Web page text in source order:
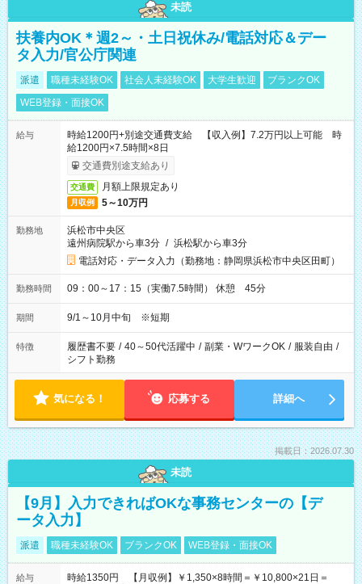
未読
扶養内OK＊週2～・土日祝休み/電話対応＆デー
タ入力/官公庁関連
派遣 職種未経験OK 社会人未経験OK 大学生歓迎
ブランクOK
WEB登録・面接OK
給与
時給1200円+別途交通費支給 【収入例】7.2万円以上可能 時
給1200円×7.5時間×8日
交通費別途支給あり
交通費 月額上限規定あり
月収例 5～10万円
勤務地
浜松市中央区
遠州病院駅から車3分 / 浜松駅から車3分
電話対応・データ入力（勤務地：静岡県浜松市中央区田町）
勤務時間 09：00～17：15（実働7.5時間） 休憩 45分
期間 9/1～10月中旬 ※短期
特徴 履歴書不要 / 40～50代活躍中 / 副業・WワークOK / 服装自由 /
シフト勤務
気になる！ 応募する 詳細へ
掲載日：2026.07.30
未読
【9月】入力できればOKな事務センターの【デ
ータ入力】
派遣 職種未経験OK ブランクOK WEB登録・面接OK
給与
時給1350円 【月収例】￥1,350×8時間＝￥10,800×21日＝